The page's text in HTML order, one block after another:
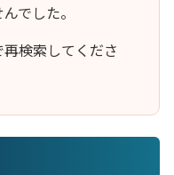
でした。
検索してくださ